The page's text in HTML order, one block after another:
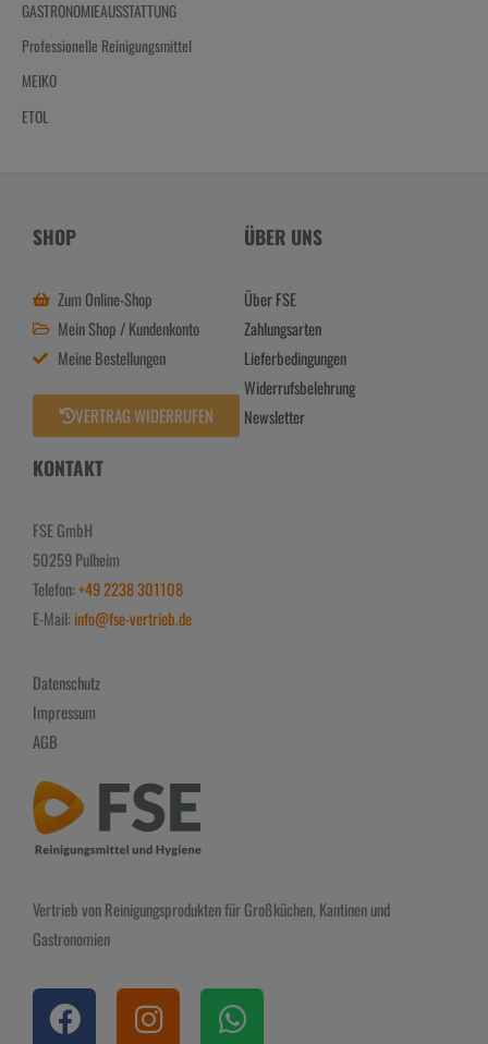
GASTRONOMIEAUSSTATTUNG
Professionelle Reinigungsmittel
MEIKO
ETOL
SHOP
Zum Online-Shop
Mein Shop / Kundenkonto
Meine Bestellungen
VERTRAG WIDERRUFEN
ÜBER UNS
Über FSE
Zahlungsarten
Lieferbedingungen
Widerrufsbelehrung
Newsletter
KONTAKT
FSE GmbH
50259 Pulheim
Telefon:+49 2238 301108
E-Mail:info@fse-vertrieb.de
Datenschutz
Impressum
AGB
Vertrieb von Reinigungsprodukten für Großküchen, Kantinen und
Gastronomien
F
a
I
n
W
h